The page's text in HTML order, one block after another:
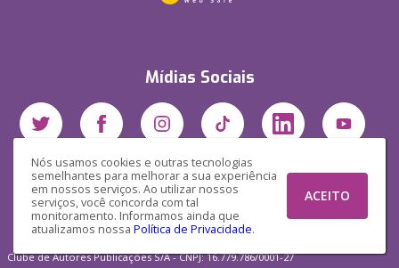
Nós usamos cookies e outras tecnologias
semelhantes para melhorar a sua experiência
em nossos serviços. Ao utilizar nossos
serviços, você concorda com tal
monitoramento. Informamos ainda que
atualizamos nossa Política de Privacidade.
ACEITO
Mídias Sociais
Clube de Autores Publicações S/A - CNPJ: 16.779.786/0001-27